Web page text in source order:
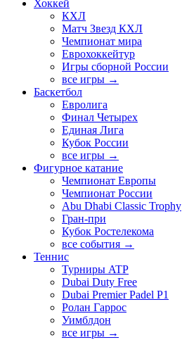
Хоккей
КХЛ
Матч Звезд КХЛ
Чемпионат мира
Еврохоккейтур
Игры сборной России
все игры →
Баскетбол
Евролига
Финал Четырех
Единая Лига
Кубок России
все игры →
Фигурное катание
Чемпионат Европы
Чемпионат России
Abu Dhabi Classic Trophy
Гран-при
Кубок Ростелекома
все события →
Теннис
Турниры ATP
Dubai Duty Free
Dubai Premier Padel P1
Ролан Гаррос
Уимблдон
все игры →